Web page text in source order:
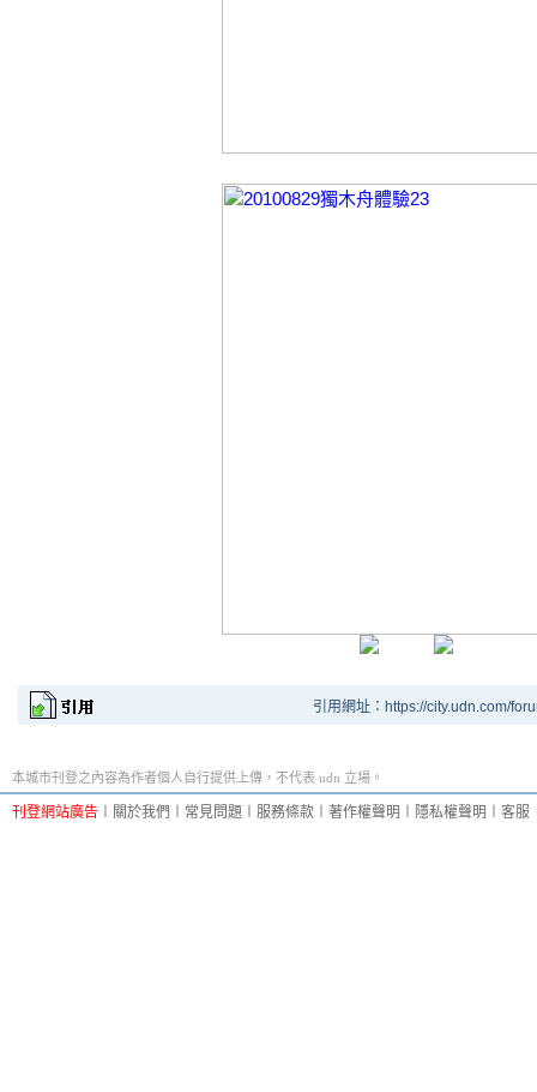
引用網址：https://city.udn.com/
本城市刊登之內容為作者個人自行提供上傳，不代表 udn 立場。
刊登網站廣告 關於我們 常見問題 服務條款 著作權聲明 隱私權聲明 客服